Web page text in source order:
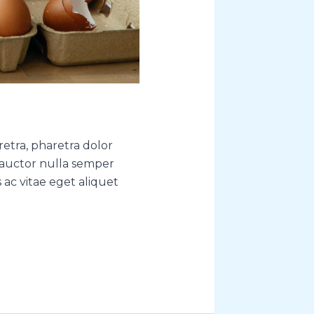
pharetra dolor
nulla semper
vitae eget aliquet